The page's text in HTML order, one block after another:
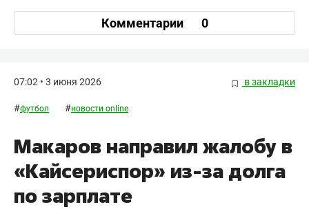
Комментарии 0
07:02 • 3 июня 2026 в закладки
#футбол #новости online
Макаров направил жалобу в
«Кайсериспор» из‑за долга
по зарплате